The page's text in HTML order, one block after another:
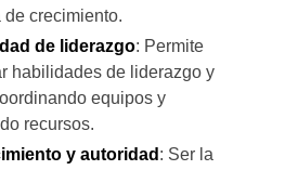
de crecimiento.
de liderazgo: Permite
habilidades de liderazgo y
equipos y
recursos.
y autoridad : Ser la